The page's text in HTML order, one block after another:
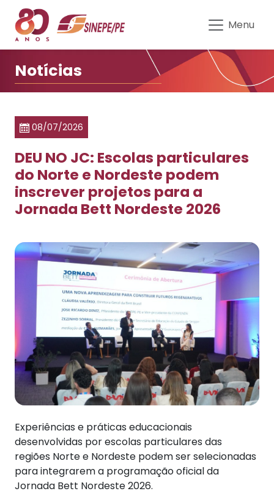
DEU NO JC: Escolas
Menu
Notícias
08/07/2026
DEU NO JC: Escolas particulares
do Norte e Nordeste podem
inscrever projetos para a
Jornada Bett Nordeste 2026
Experiências e práticas educacionais
desenvolvidas por escolas particulares das
regiões Norte e Nordeste podem ser selecionadas
para integrarem a programação oficial da
Jornada Bett Nordeste 2026.